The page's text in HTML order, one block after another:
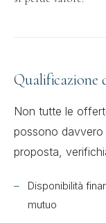
Qualificazione
Non tutte le
possono davvero
proposta,
Disponibilità
mutuo